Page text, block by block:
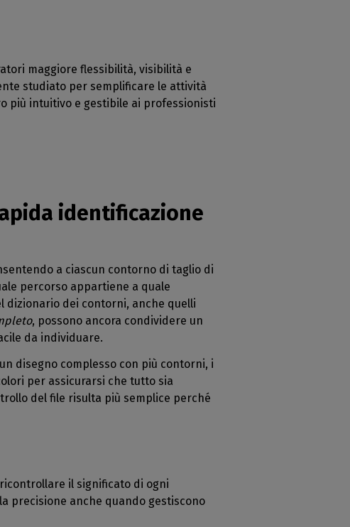
maggiore flessibilità, visibilità e
studiato per semplificare le attività
più intuitivo e gestibile ai professionisti
identificazione
a ciascun contorno di taglio di
percorso appartiene a quale
dizionario dei contorni, anche quelli
, possono ancora condividere un
da individuare.
disegno complesso con più contorni, i
per assicurarsi che tutto sia
del file risulta più semplice perché
il significato di ogni
precisione anche quando gestiscono